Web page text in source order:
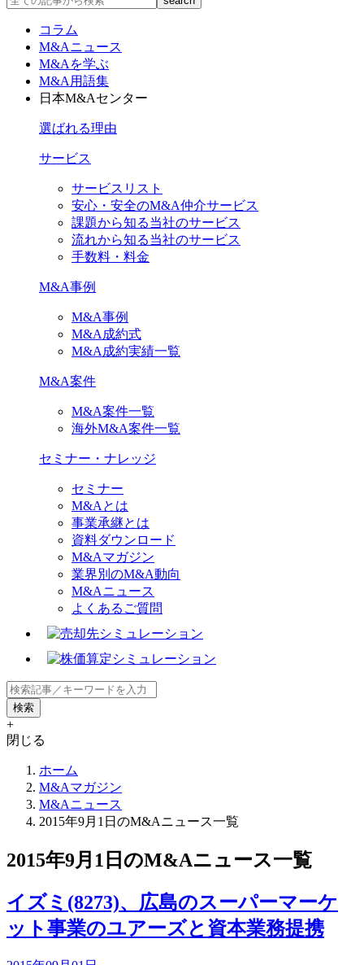
コラム
M&Aニュース
M&Aを学ぶ
M&A用語集
日本M&Aセンター
選ばれる理由
サービス
サービスリスト
安心・安全のM&A仲介サービス
課題から知る当社のサービス
流れから知る当社のサービス
手数料・料金
M&A事例
M&A事例
M&A成約式
M&A成約実績一覧
M&A案件
M&A案件一覧
海外M&A案件一覧
セミナー・ナレッジ
セミナー
M&Aとは
事業承継とは
資料ダウンロード
M&Aマガジン
業界別のM&A動向
M&Aニュース
よくあるご質問
+
閉じる
ホーム
M&Aマガジン
M&Aニュース
2015年9月1日のM&Aニュース一覧
2015年9月1日のM&Aニュース一覧
イズミ(8273)、広島のスーパーマーケ
ット事業のユアーズと資本業務提携